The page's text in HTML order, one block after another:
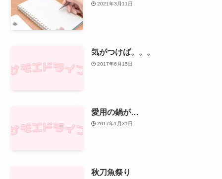
2021年3月11日
気がつけば。。。
2017年6月15日
愛用の鍋が…
2017年1月31日
秋刀魚祭り